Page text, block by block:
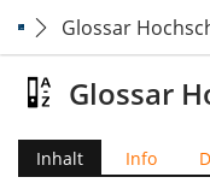
Glossar
Glossar
Inhalt Info